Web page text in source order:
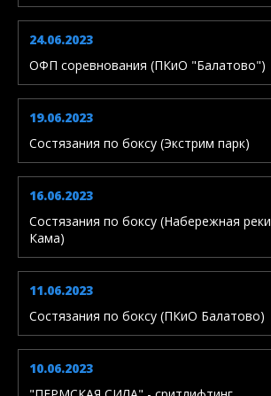
24.06.2023
ОФП соревнования (ПКиО "Балатово")
19.06.2023
Состязания по боксу (Экстрим парк)
16.06.2023
Состязания по боксу (Набережная реки
Кама)
11.06.2023
Состязания по боксу (ПКиО Балатово)
10.06.2023